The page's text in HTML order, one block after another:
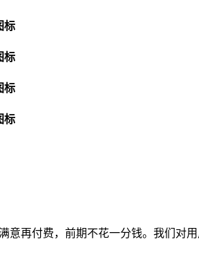
意再付费，前期不花一分钱。我们对